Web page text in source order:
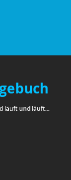
läuft und läuft...